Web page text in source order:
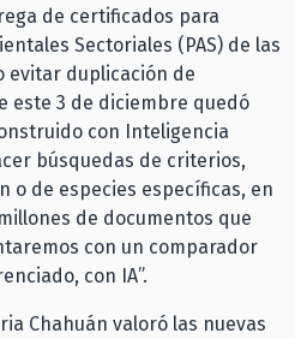
de certificados para
Sectoriales (PAS) de las
evitar duplicación de
este 3 de diciembre quedó
con Inteligencia
búsquedas de criterios,
o de especies específicas, en
de documentos que
con un comparador
con IA”.
Chahuán valoró las nuevas